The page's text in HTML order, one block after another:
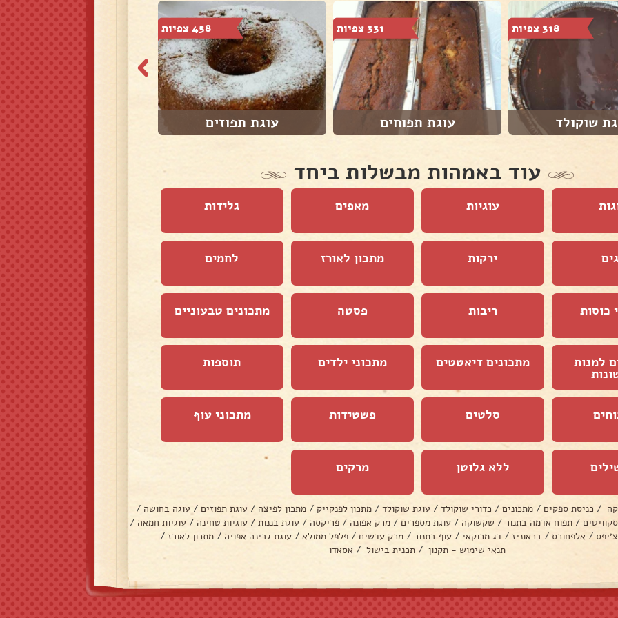
318 צפיות
שוקולד
331 צפיות
עוגת תפוחים
458 צפיות
עוגת תפוזים
עוד באמהות מבשלות ביחד
עוגיות מאפים גלידות
ירקות מתכון לאורז לחמים
כוסות ריבות פסטה מתכונים טבעוניים
למנות מתכונים דיאטטים מתכוני ילדים תוספות
סלטים פשטידות מתכוני עוף
ללא גלוטן מרקים
/ כניסת ספקים / מתכונים / כדורי שוקולד / עוגת שוקולד / מתכון לפנקייק / מתכון לפיצה / עוגת תפוזים / עוגה בחושה /
/ תפוח אדמה בתנור / שקשוקה / עוגת מספרים / מרק אפונה / פריקסה / עוגת בננות / עוגיות טחינה / עוגיות חמאה /
/ אלפחורס / בראוניז / דג מרוקאי / עוף בתנור / מרק עדשים / פלפל ממולא / עוגת גבינה אפויה / מתכון לאורז /
תנאי שימוש - תקנון / תכנית בישול / אסאדו